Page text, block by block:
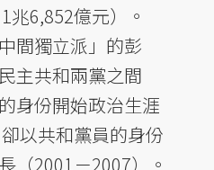
兆6,852億元）。
間獨立派」的彭
主共和兩黨之間
身份開始政治生涯
卻以共和黨員的身份
（2001－2007）。